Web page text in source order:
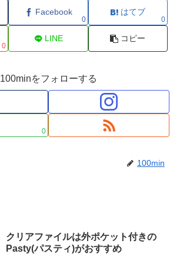
Facebook
0
はてブ
0
0
LINE コピー
100minをフォローする
0
100min
クリアファイルは外ポケット付きの
Pasty(パスティ)がおすすめ